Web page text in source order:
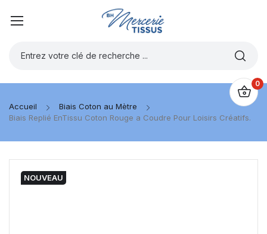
0
Accueil
Biais Coton au Mètre
Biais Replié EnTissu Coton Rouge a Coudre Pour Loisirs Créatifs.
NOUVEAU